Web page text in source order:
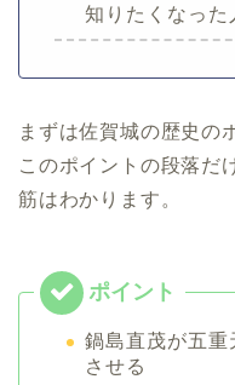
知りたくなった
まずは佐賀城の歴史の
このポイントの段落だ
筋はわかります。
鍋島直茂が五重
させる